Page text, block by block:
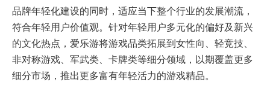
品牌年轻化建设的同时，适应当下整个行业的发展潮流，
符合年轻用户价值观。针对年轻用户多元化的偏好及新兴
的文化热点，爱乐游将游戏品类拓展到女性向、轻竞技、
非对称游戏、军武类、卡牌类等细分领域，以期覆盖更多
细分市场，推出更多富有年轻活力的游戏精品。